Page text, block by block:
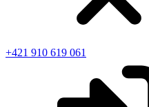
+421 910 619 061